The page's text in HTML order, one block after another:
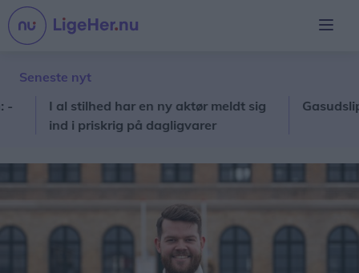
Seneste nyt
I al stilhed har en ny aktør meldt sig
ind i priskrig på dagligvarer
Gasudslip i